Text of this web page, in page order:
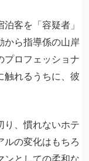
客を「容疑者」
から指導係の山岸
プロフェッショナ
触れるうちに、彼
り、慣れないホテ
ルの変化はもちろ
ンとしての柔和な